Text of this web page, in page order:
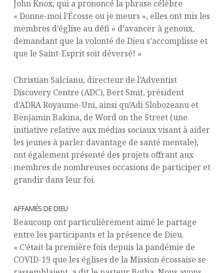
John Knox, qui a prononcé la phrase célèbre
« Donne-moi l’Écosse ou je meurs », elles ont mis les
membres d’église au défi « d’avancer à genoux,
demandant que la volonté de Dieu s’accomplisse et
que le Saint-Esprit soit déversé! »
Christian Salcianu, directeur de l’Adventist
Discovery Centre (ADC), Bert Smit, président
d’ADRA Royaume-Uni, ainsi qu’Adi Slobozeanu et
Benjamin Bakina, de Word on the Street (une
initiative relative aux médias sociaux visant à aider
les jeunes à parler davantage de santé mentale),
ont également présenté des projets offrant aux
membres de nombreuses occasions de participer et
grandir dans leur foi.
AFFAMÉS DE DIEU
Beaucoup ont particulièrement aimé le partage
entre les participants et la présence de Dieu.
« C’était la première fois depuis la pandémie de
COVID-19 que les églises de la Mission écossaise se